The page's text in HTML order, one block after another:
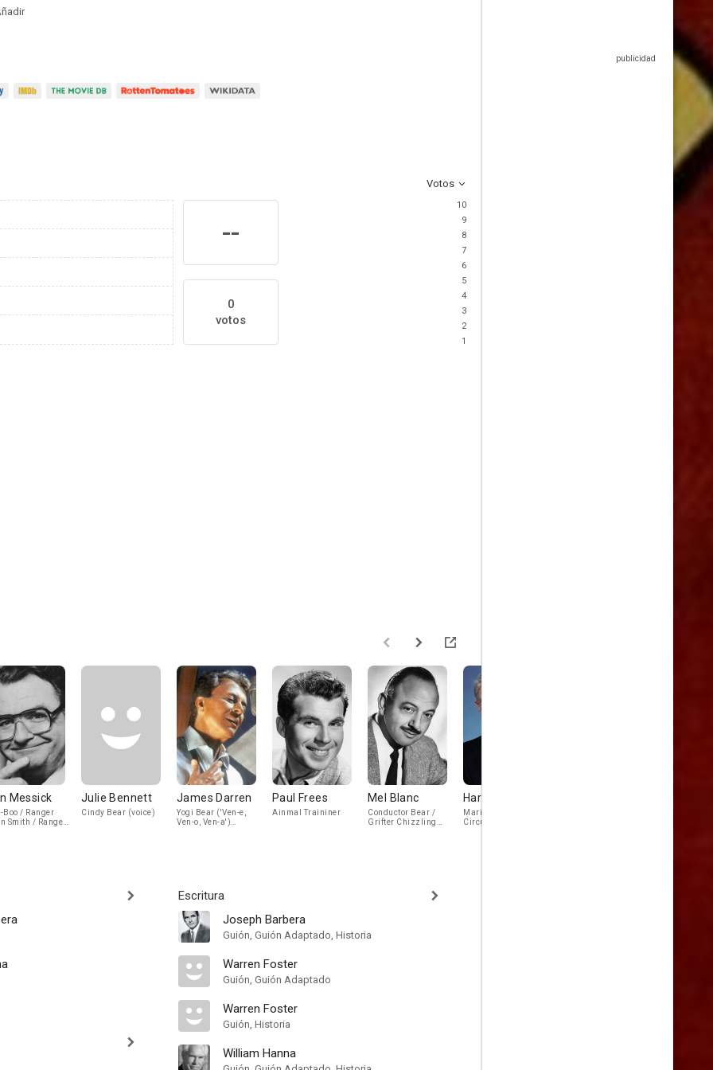
Votos
--
0
votos
10
9
8
7
6
5
4
3
2
1
Messick
Boo / Ranger
Smith / Ranger
Julie Bennett
Cindy Bear (voice)
James Darren
Yogi Bear ('Ven-e,
Ven-o, Ven-a')
Paul Frees
Ainmal Traininer
Mel Blanc
Conductor Bear /
Grifter Chizzling
Harvey Korman
Marice The
CircusMaster
Escritura
Joseph Barbera
Guión, Guión Adaptado, Historia
Warren Foster
Guión, Guión Adaptado
Warren Foster
Guión, Historia
William Hanna